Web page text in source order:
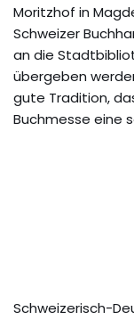
Moritzhof in
Schweizer
an die
übergeben
gute Tradition,
Buchmesse eine
Schweizerisch-